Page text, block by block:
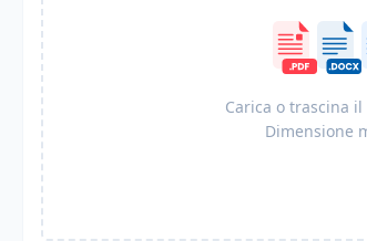
Carica o trascina
Dimensione